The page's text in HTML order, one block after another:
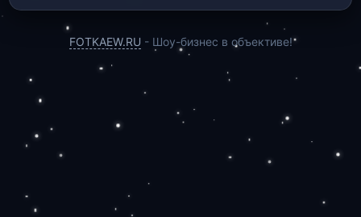
FOTKAEW.RU - Шоу-бизнес в объективе!